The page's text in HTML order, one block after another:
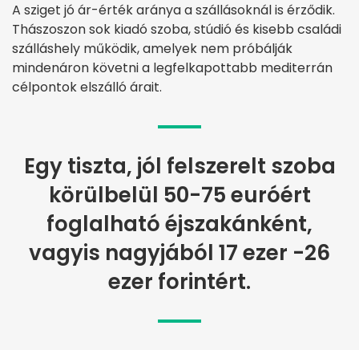
A sziget jó ár-érték aránya a szállásoknál is érződik.
Thászoszon sok kiadó szoba, stúdió és kisebb családi
szálláshely működik, amelyek nem próbálják
mindenáron követni a legfelkapottabb mediterrán
célpontok elszálló árait.
Egy tiszta, jól felszerelt szoba
körülbelül 50-75 euróért
foglalható éjszakánként,
vagyis nagyjából 17 ezer -26
ezer forintért.